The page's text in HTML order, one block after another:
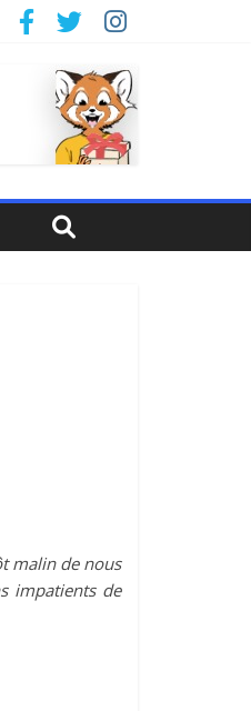
malin de nous
impatients de